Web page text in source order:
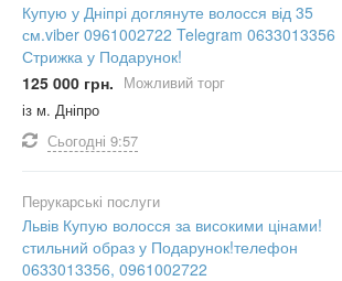
Купую у Дніпрі доглянуте волосся від 35
см.viber 0961002722 Telegram 0633013356
Стрижка у Подарунок!
125 000 грн. Можливий торг
із м. Дніпро
Сьогодні 9:57
Перукарські послуги
Львів Купую волосся за високими цінами!
стильний образ у Подарунок!телефон
0633013356, 0961002722